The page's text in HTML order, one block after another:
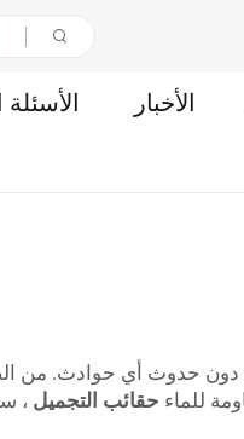
الأخبار
دون حدوث أي حوادث. من
للماء حقائب التجميل ،